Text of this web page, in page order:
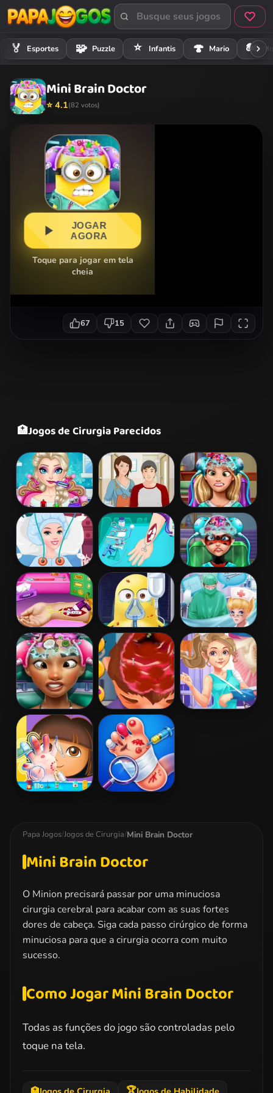
🏅 Esportes 🧩 Puzzle ⭐ Infantis 🍄 Mario 🏍️
Mini Brain Doctor
⭐ 4.1(82 votos)
JOGAR
AGORA
Toque para jogar em tela
cheia
67 15
🏥Jogos de Cirurgia Parecidos
Elsa Frozen
Brain Surgery
Operate Now!
Hospital
Surgeon
Rapunzel Brain
Doctor
Barbie Kidney
Transplant
Princess Anna
Arm Surgery
Dotted Girl
Brain Doctor
Baby Elsa Arm
Surgery
Minion Surgery Doctor's Helper
Exotic Princess
Brain Doctor
Brain Doctor
Papa Jogos/Jogos de Cirurgia/Mini Brain Doctor
Mini Brain Doctor
O Minion precisará passar por uma minuciosa
cirurgia cerebral para acabar com as suas fortes
dores de cabeça. Siga cada passo cirúrgico de forma
minuciosa para que a cirurgia ocorra com muito
sucesso.
Como Jogar Mini Brain Doctor
Todas as funções do jogo são controladas pelo
toque na tela.
🏆